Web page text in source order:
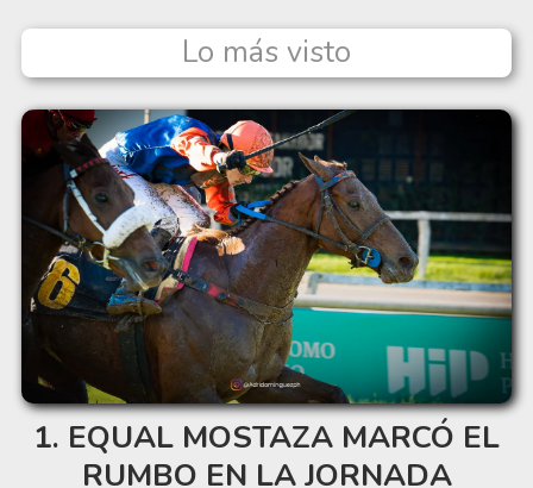
Lo más visto
EQUAL MOSTAZA MARCÓ EL
RUMBO EN LA JORNADA